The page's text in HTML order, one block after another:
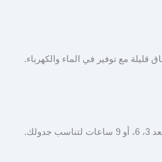
قليلة مع توفير في الماء والكهرباء.